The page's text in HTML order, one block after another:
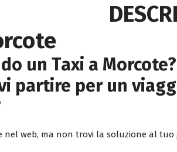
un Taxi a
partire per un
nel web, ma non trovi la soluzione al tuo